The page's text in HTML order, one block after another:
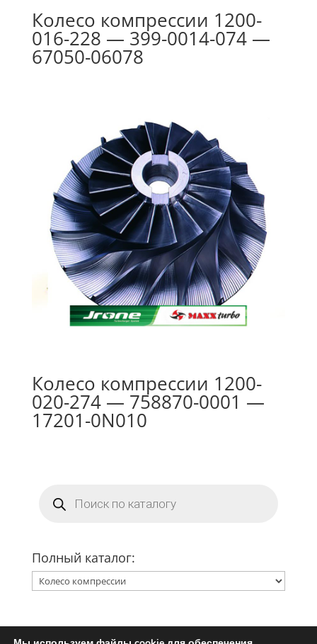
Колесо компрессии 1200-
016-228 — 399-0014-074 —
67050-06078
Колесо компрессии 1200-
020-274 — 758870-0001 —
17201-0N010
товаров
Полный каталог: